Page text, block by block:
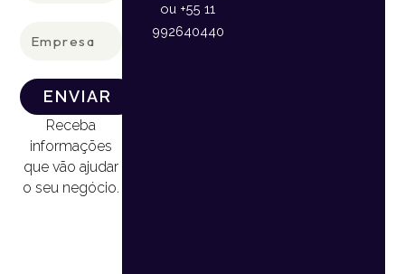
ENVIAR
Receba
informações
que vão ajudar
o seu negócio.
ou +55 11
992640440